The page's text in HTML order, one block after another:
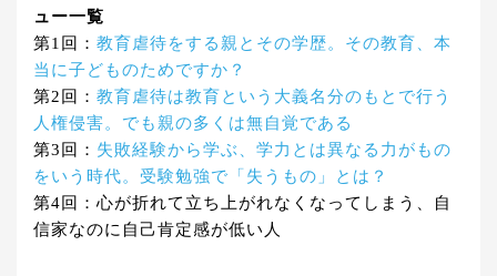
ュー一覧
第1回： 教育虐待をする親とその学歴。その教育、本
当に子どものためですか？
第2回： 教育虐待は教育という大義名分のもとで行う
人権侵害。でも親の多くは無自覚である
第3回： 失敗経験から学ぶ、学力とは異なる力がもの
をいう時代。受験勉強で「失うもの」とは？
第4回：心が折れて立ち上がれなくなってしまう、自
信家なのに自己肯定感が低い人